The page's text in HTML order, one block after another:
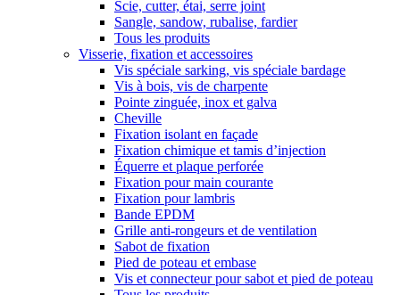
Scie, cutter, étai, serre joint
Sangle, sandow, rubalise, fardier
Tous les produits
Visserie, fixation et accessoires
Vis spéciale sarking, vis spéciale bardage
Vis à bois, vis de charpente
Pointe zinguée, inox et galva
Cheville
Fixation isolant en façade
Fixation chimique et tamis d’injection
Équerre et plaque perforée
Fixation pour main courante
Fixation pour lambris
Bande EPDM
Grille anti-rongeurs et de ventilation
Sabot de fixation
Pied de poteau et embase
Vis et connecteur pour sabot et pied de poteau